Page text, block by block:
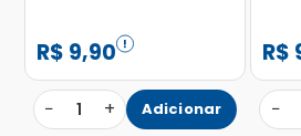
R$ 9,90
− 1 + Adicionar
R$
−